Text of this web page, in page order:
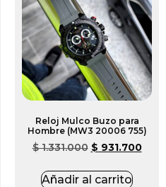
Reloj Mulco Buzo para
Hombre (MW3 20006 755)
$1.331.000 $ 931.700
Añadir al carrito